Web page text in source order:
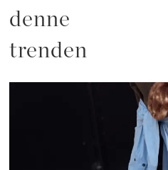
denne
trenden